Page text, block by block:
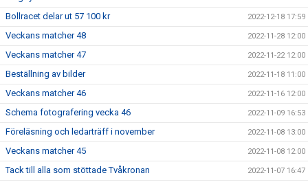
Bollracet delar ut 57 100 kr 2022-12-18 17:59
Veckans matcher 48 2022-11-28 12:00
Veckans matcher 47 2022-11-22 12:00
Beställning av bilder 2022-11-18 11:00
Veckans matcher 46 2022-11-16 12:00
Schema fotografering vecka 46 2022-11-09 16:53
Föreläsning och ledarträff i november 2022-11-08 13:00
Veckans matcher 45 2022-11-08 12:00
Tack till alla som stöttade Tvåkronan 2022-11-07 16:47